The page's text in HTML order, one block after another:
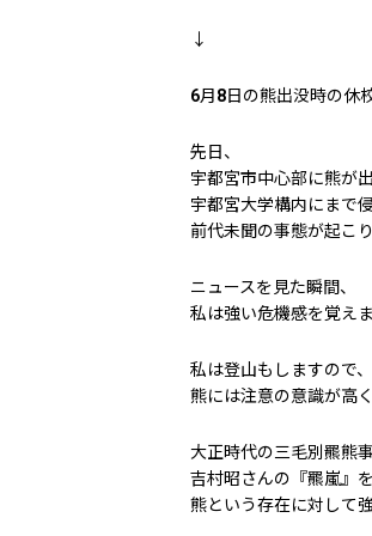
↓
6月8日の熊出没時の休
先日、
宇都宮市中心部に熊が出
宇都宮大学構内にまで
前代未聞の事態が起こり
ニュースを見た瞬間、
私は強い危機感を覚えま
私は登山もしますので、
熊には注意の意識が高く
大正時代の三毛別羆熊事
吉村昭さんの『羆嵐』
熊という存在に対して